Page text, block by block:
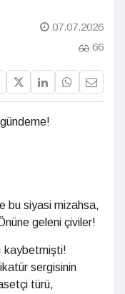
07.07.2026
66
bu siyasi mizahsa,
geleni çiviler!
kaybetmişti!
sergisinin
türü,